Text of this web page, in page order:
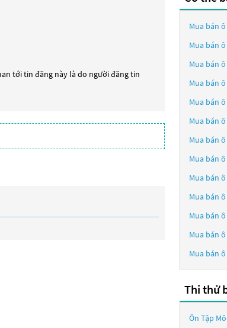
tới tin đăng này là do người đăng tin
Mua bán
Mua bán
Mua bán
Mua bán
Mua bán
Mua bán
Mua bán
Mua bán
Mua bán
Mua bán
Mua bán
Mua bán
Mua bán
Thi thử
Ôn Tập